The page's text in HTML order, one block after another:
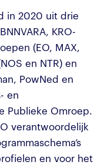
in 2020 uit drie
KRO-
(EO, MAX,
en NTR) en
PowNed en
en
Publieke Omroep.
verantwoordelijk
en voor het